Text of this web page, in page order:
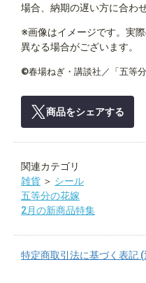
場合、納期の遅い方に合わ
※画像はイメージです。実
異なる場合がございます。
©春場ねぎ・講談社／「五等
商品をシェアする
関連カテゴリ
雑貨 ＞ シール
五等分の花嫁
2月の新商品特集
特定商取引法に基づく表記